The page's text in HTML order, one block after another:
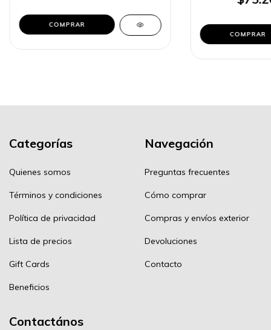
COMPRAR
COMPRAR
Categorías
Quienes somos
Términos y condiciones
Política de privacidad
Lista de precios
Gift Cards
Beneficios
Navegación
Preguntas frecuentes
Cómo comprar
Compras y envíos exterior
Devoluciones
Contacto
Contactános